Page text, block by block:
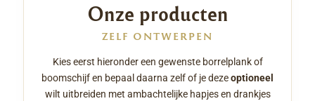
Onze producten
ZELF ONTWERPEN
Kies eerst hieronder een gewenste borrelplank of
boomschijf en bepaal daarna zelf of je dezeoptioneel
wilt uitbreiden met ambachtelijke hapjes en drankjes